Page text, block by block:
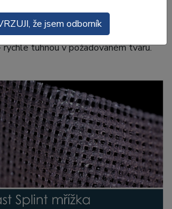
- napuštění vláken pryskyřicí zkrátí a
tuhnou v požadovaném tvaru.
že jsem odborník